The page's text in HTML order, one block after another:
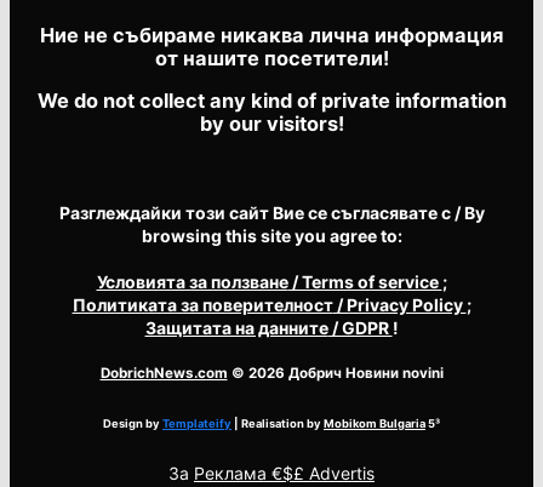
Ние не събираме никаква лична информация
от нашите посетители!
We do not collect any kind of private information
by our visitors!
Разглеждайки този сайт Вие се съгласявате с / By
browsing this site you agree to:
Условията за ползване/ Terms of service ;
Политиката за поверителност/ Privacy Policy ;
Защитата на данните/ GDPR !
DobrichNews.com © 2026 Добрич Новини novini
Design byTemplateify | Realisation byMobikom Bulgaria5³
За Реклама €$£ Advertis